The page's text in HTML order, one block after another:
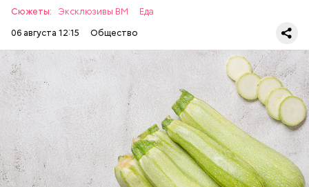
Сюжеты: Эксклюзивы ВМ
Еда
06 августа 12:15
Общество
Ингредиенты:
ЕДА ОВОЩИ РЕЦЕПТЫ